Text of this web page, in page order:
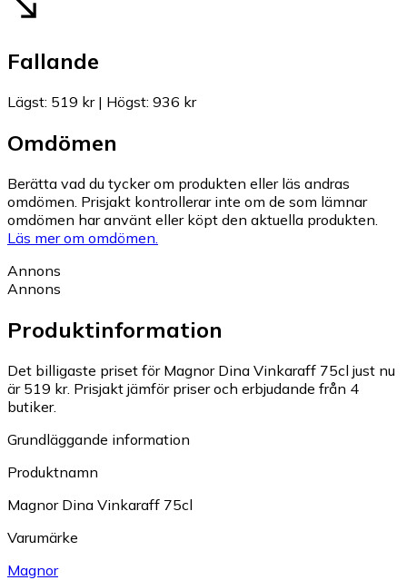
Fallande
Lägst: 519 kr| Högst: 936 kr
Omdömen
Berätta vad du tycker om produkten eller läs andras
omdömen. Prisjakt kontrollerar inte om de som lämnar
omdömen har använt eller köpt den aktuella produkten.
Läs mer om omdömen.
Annons
Annons
Produktinformation
Det billigaste priset för Magnor Dina Vinkaraff 75cl just nu
är 519 kr. Prisjakt jämför priser och erbjudande från 4
butiker.
Grundläggande information
Produktnamn
Magnor Dina Vinkaraff 75cl
Varumärke
Magnor